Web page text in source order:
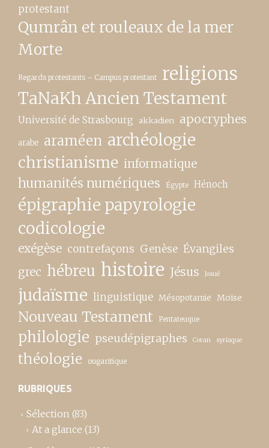
protestant
Qumrân et rouleaux de la mer
Morte
Regards protestants – Campus protestant religions
TaNaKh Ancien Testament
Université de Strasbourg akkadien apocryphes
arabe araméen archéologie
christianisme informatique
humanités numériques Égypte Hénoch
épigraphie papyrologie
codicologie
exégèse contrefaçons Genèse Évangiles
grec hébreu histoire Jésus Josué
judaïsme linguistique Mésopotamie Moïse
Nouveau Testament Pentateuque
philologie pseudépigraphes Coran syriaque
théologie ougaritique
RUBRIQUES
Sélection (83)
At a glance (13)